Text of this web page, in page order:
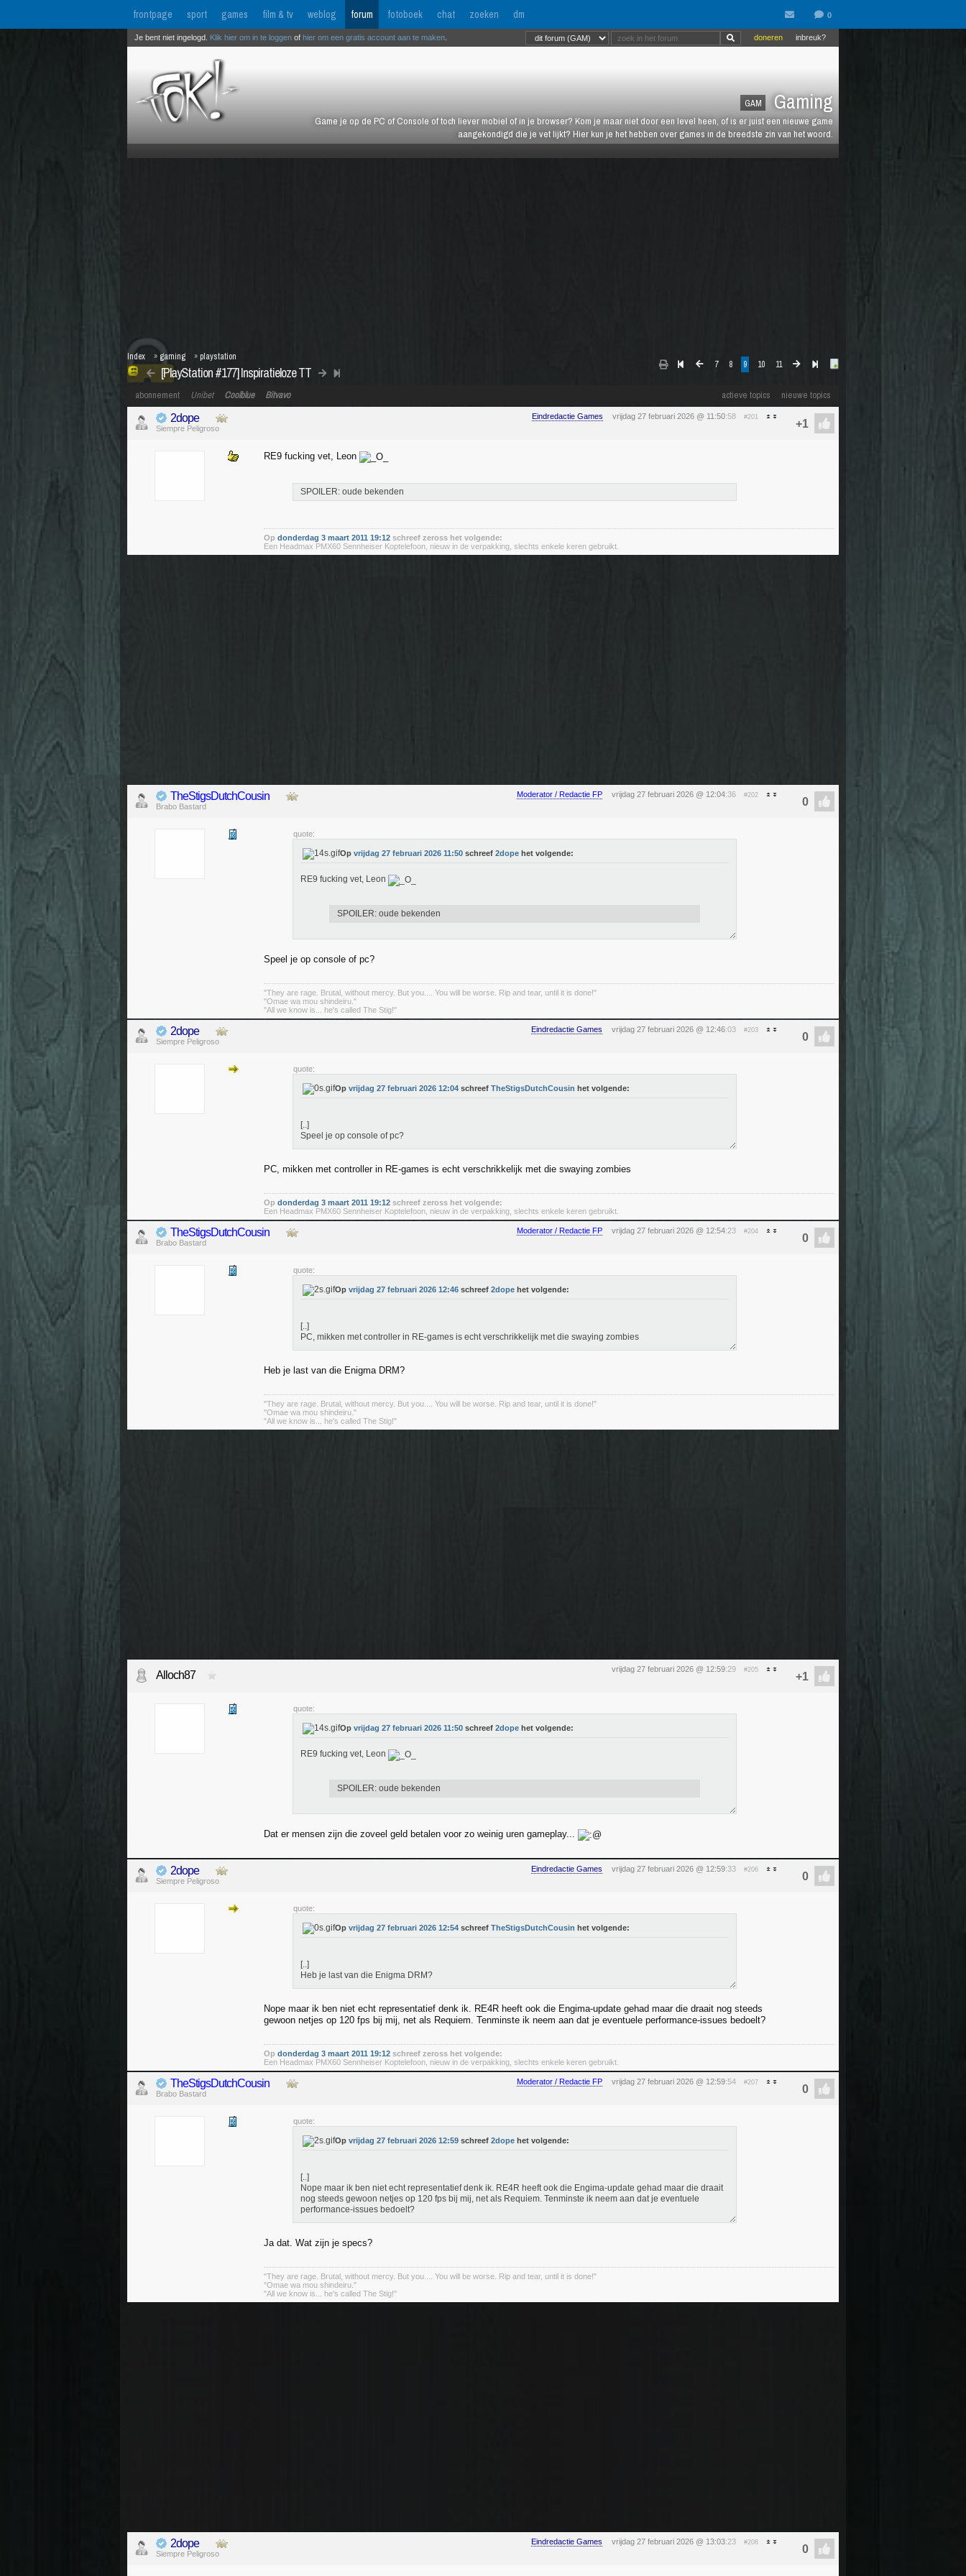
frontpage sport games film & tv weblog forum fotoboek chat zoeken dm
GAM Gaming
Game je op de PC of Console of toch liever mobiel of in je browser? Kom je maar niet door een level heen, of is er juist een nieuwe game
aangekondigd die je vet lijkt? Hier kun je het hebben over games in de breedste zin van het woord.
inbreuk?
doneren
Je bent niet ingelogd. Klik hier om in te loggen of hier om een gratis account aan te maken
7 8 9 10 11
[PlayStation #177] Inspiratieloze TT
Index » gaming » playstation
actieve topics nieuwe topics
abonnement Unibet Coolblue Bitvavo
Eindredactie Games vrijdag 27 februari 2026 @ 11:50:58 #201
2dope
Siempre Peligroso
RE9 fucking vet, Leon
SPOILER: oude bekenden
Op donderdag 3 maart 2011 19:12 schreef zeross het volgende:
Een Headmax PMX60 Sennheiser Koptelefoon, nieuw in de verpakking, slechts enkele keren gebruikt.
Moderator / Redactie FP vrijdag 27 februari 2026 @ 12:04:36 #202
TheStigsDutchCousin
Brabo Bastard
quote:
Op vrijdag 27 februari 2026 11:50 schreef 2dope het volgende:
RE9 fucking vet, Leon
SPOILER: oude bekenden
Speel je op console of pc?
"They are rage. Brutal, without mercy. But you.... You will be worse. Rip and tear, until it is done!"
"Omae wa mou shindeiru."
"All we know is... he's called The Stig!"
Eindredactie Games vrijdag 27 februari 2026 @ 12:46:03 #203
2dope
Siempre Peligroso
quote:
Op vrijdag 27 februari 2026 12:04 schreef TheStigsDutchCousin het volgende:
[..]
Speel je op console of pc?
PC, mikken met controller in RE-games is echt verschrikkelijk met die swaying zombies
Op donderdag 3 maart 2011 19:12 schreef zeross het volgende:
Een Headmax PMX60 Sennheiser Koptelefoon, nieuw in de verpakking, slechts enkele keren gebruikt.
Moderator / Redactie FP vrijdag 27 februari 2026 @ 12:54:23 #204
TheStigsDutchCousin
Brabo Bastard
quote:
Op vrijdag 27 februari 2026 12:46 schreef 2dope het volgende:
[..]
PC, mikken met controller in RE-games is echt verschrikkelijk met die swaying zombies
Heb je last van die Enigma DRM?
"They are rage. Brutal, without mercy. But you.... You will be worse. Rip and tear, until it is done!"
"Omae wa mou shindeiru."
"All we know is... he's called The Stig!"
vrijdag 27 februari 2026 @ 12:59:29 #205
Alloch87
quote:
Op vrijdag 27 februari 2026 11:50 schreef 2dope het volgende:
RE9 fucking vet, Leon
SPOILER: oude bekenden
Dat er mensen zijn die zoveel geld betalen voor zo weinig uren gameplay...
Eindredactie Games vrijdag 27 februari 2026 @ 12:59:33 #206
2dope
Siempre Peligroso
quote:
Op vrijdag 27 februari 2026 12:54 schreef TheStigsDutchCousin het volgende:
[..]
Heb je last van die Enigma DRM?
Nope maar ik ben niet echt representatief denk ik. RE4R heeft ook die Engima-update gehad maar die draait nog steeds
gewoon netjes op 120 fps bij mij, net als Requiem. Tenminste ik neem aan dat je eventuele performance-issues bedoelt?
Op donderdag 3 maart 2011 19:12 schreef zeross het volgende:
Een Headmax PMX60 Sennheiser Koptelefoon, nieuw in de verpakking, slechts enkele keren gebruikt.
Moderator / Redactie FP vrijdag 27 februari 2026 @ 12:59:54 #207
TheStigsDutchCousin
Brabo Bastard
quote:
Op vrijdag 27 februari 2026 12:59 schreef 2dope het volgende:
[..]
Nope maar ik ben niet echt representatief denk ik. RE4R heeft ook die Engima-update gehad maar die draait
nog steeds gewoon netjes op 120 fps bij mij, net als Requiem. Tenminste ik neem aan dat je eventuele
performance-issues bedoelt?
Ja dat. Wat zijn je specs?
"They are rage. Brutal, without mercy. But you.... You will be worse. Rip and tear, until it is done!"
"Omae wa mou shindeiru."
"All we know is... he's called The Stig!"
Eindredactie Games vrijdag 27 februari 2026 @ 13:03:23 #208
2dope
Siempre Peligroso